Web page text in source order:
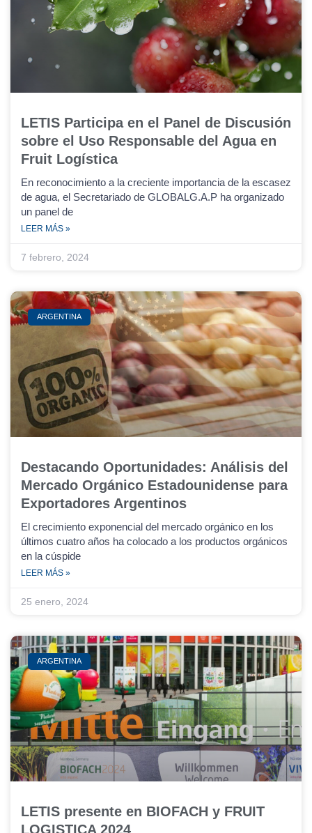
LETIS Participa en el Panel de Discusión
sobre el Uso Responsable del Agua en
Fruit Logística
En reconocimiento a la creciente importancia de la escasez
de agua, el Secretariado de GLOBALG.A.P ha organizado
un panel de
LEER MÁS »
7 febrero, 2024
ARGENTINA
Destacando Oportunidades: Análisis del
Mercado Orgánico Estadounidense para
Exportadores Argentinos
El crecimiento exponencial del mercado orgánico en los
últimos cuatro años ha colocado a los productos orgánicos
en la cúspide
LEER MÁS »
25 enero, 2024
ARGENTINA
LETIS presente en BIOFACH y FRUIT
LOGISTICA 2024